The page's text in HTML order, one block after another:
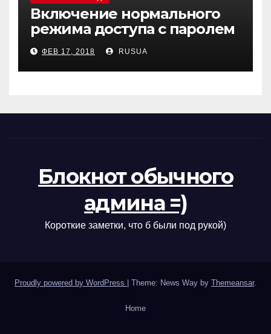
Включение нормального
режима доступа с паролем
в MySQL(MariaDB) в Debian 9
ФЕВ 17, 2018 RUSUA
Блокнот обычного
админа =)
Короткие заметки, что б были под рукой)
Proudly powered by WordPress Theme: News Way by Themeansar.
Home